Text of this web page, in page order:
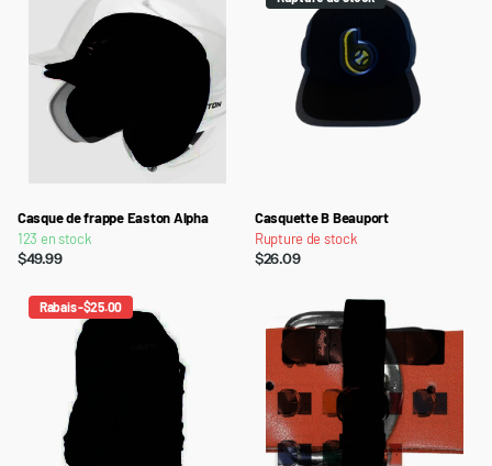
Casque de frappe Easton Alpha
123 en stock
$49.99
Casquette B Beauport
Rupture de stock
$26.09
Rabais -$25.00